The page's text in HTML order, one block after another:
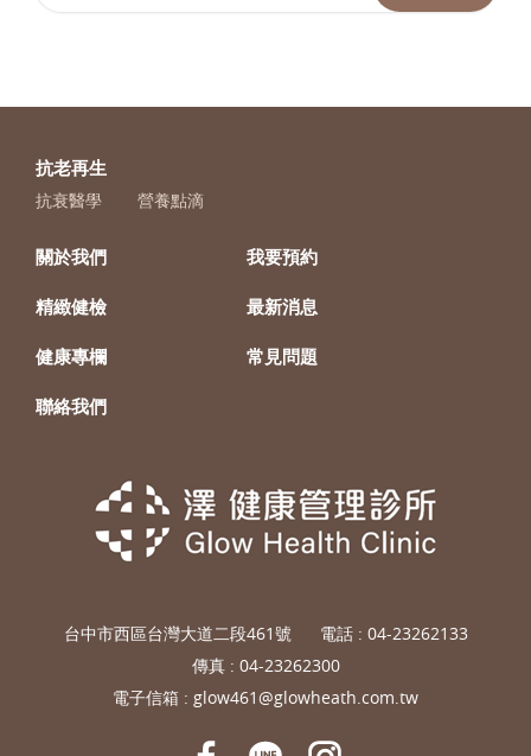
抗老再生
抗衰醫學 營養點滴
關於我們 我要預約
精緻健檢 最新消息
健康專欄 常見問題
聯絡我們
台中市西區台灣大道二段461號 電話 : 04-23262133
傳真 : 04-23262300
電子信箱 : glow461@glowheath.com.tw